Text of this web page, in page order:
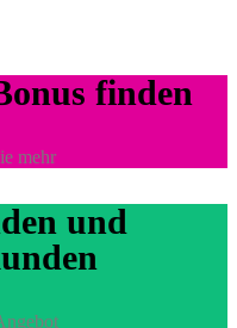
finden
mehr
und